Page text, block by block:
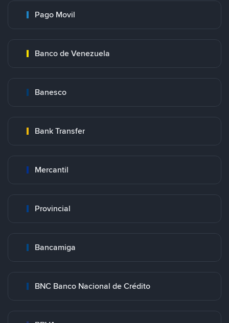
Pago Movil
Banco de Venezuela
Banesco
Bank Transfer
Mercantil
Provincial
Bancamiga
BNC Banco Nacional de Crédito